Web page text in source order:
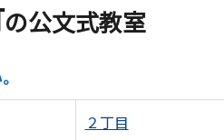
の公文式教室
２丁目